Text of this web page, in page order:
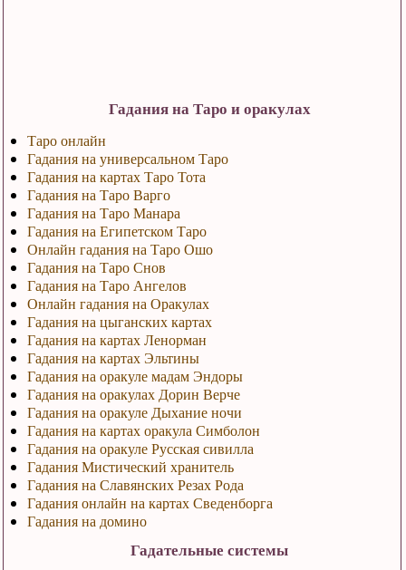
Гадания на Таро и оракулах
Таро онлайн
Гадания на универсальном Таро
Гадания на картах Таро Тота
Гадания на Таро Варго
Гадания на Таро Манара
Гадания на Египетском Таро
Онлайн гадания на Таро Ошо
Гадания на Таро Снов
Гадания на Таро Ангелов
Онлайн гадания на Оракулах
Гадания на цыганских картах
Гадания на картах Ленорман
Гадания на картах Эльтины
Гадания на оракуле мадам Эндоры
Гадания на оракулах Дорин Верче
Гадания на оракуле Дыхание ночи
Гадания на картах оракула Симболон
Гадания на оракуле Русская сивилла
Гадания Мистический хранитель
Гадания на Славянских Резах Рода
Гадания онлайн на картах Сведенборга
Гадания на домино
Гадательные системы